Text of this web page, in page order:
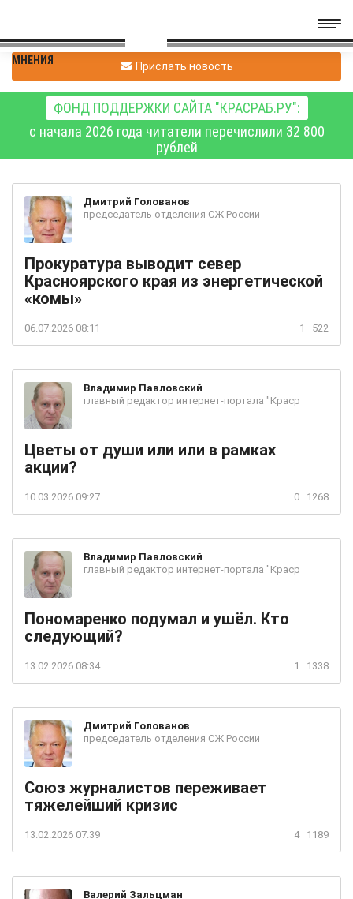
МНЕНИЯ Прислать новость
ФОНД ПОДДЕРЖКИ САЙТА "КРАСРАБ.РУ":
с начала 2026 года читатели перечислили 32 800
рублей
Дмитрий Голованов
председатель отделения СЖ России
Прокуратура выводит север
Красноярского края из энергетической
«комы»
06.07.2026 08:11 1 522
Владимир Павловский
главный редактор интернет-портала "Краср
Цветы от души или или в рамках
акции?
10.03.2026 09:27 0 1268
Владимир Павловский
главный редактор интернет-портала "Краср
Пономаренко подумал и ушёл. Кто
следующий?
13.02.2026 08:34 1 1338
Дмитрий Голованов
председатель отделения СЖ России
Союз журналистов переживает
тяжелейший кризис
13.02.2026 07:39 4 1189
Валерий Зальцман